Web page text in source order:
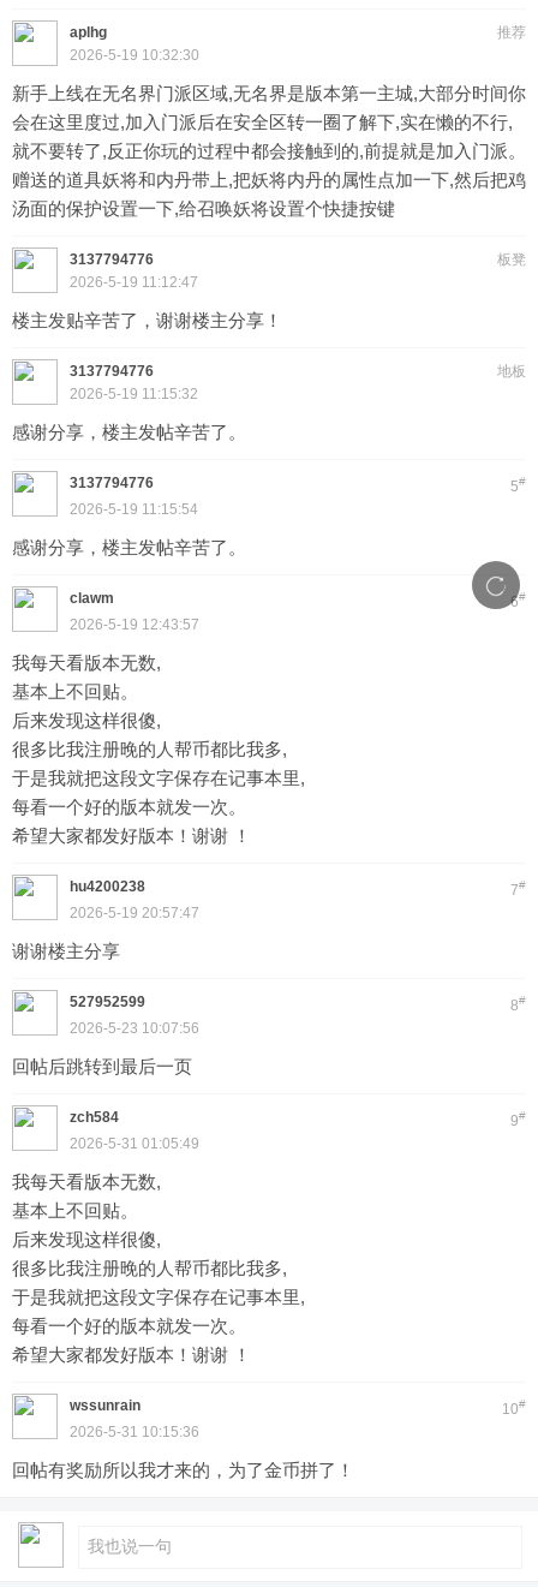
推荐
aplhg
2026-5-19 10:32:30
新手上线在无名界门派区域,无名界是版本第一主城,大部分时间你
会在这里度过,加入门派后在安全区转一圈了解下,实在懒的不行,
就不要转了,反正你玩的过程中都会接触到的,前提就是加入门派。
赠送的道具妖将和内丹带上,把妖将内丹的属性点加一下,然后把鸡
汤面的保护设置一下,给召唤妖将设置个快捷按键
板凳
3137794776
2026-5-19 11:12:47
楼主发贴辛苦了，谢谢楼主分享！
地板
3137794776
2026-5-19 11:15:32
感谢分享，楼主发帖辛苦了。
5#
3137794776
2026-5-19 11:15:54
感谢分享，楼主发帖辛苦了。
6#
clawm
2026-5-19 12:43:57
我每天看版本无数,
基本上不回贴。
后来发现这样很傻,
很多比我注册晚的人帮币都比我多,
于是我就把这段文字保存在记事本里,
每看一个好的版本就发一次。
希望大家都发好版本！谢谢 ！
7#
hu4200238
2026-5-19 20:57:47
谢谢楼主分享
8#
527952599
2026-5-23 10:07:56
回帖后跳转到最后一页
9#
zch584
2026-5-31 01:05:49
我每天看版本无数,
基本上不回贴。
后来发现这样很傻,
很多比我注册晚的人帮币都比我多,
于是我就把这段文字保存在记事本里,
每看一个好的版本就发一次。
希望大家都发好版本！谢谢 ！
10#
wssunrain
2026-5-31 10:15:36
回帖有奖励所以我才来的，为了金币拼了！